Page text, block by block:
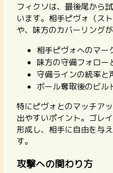
フィクソは、最後尾から
います。相手ピヴォ（ス
や、味方のカバーリングが
相手ピヴォへのマー
味方の守備フォロー
守備ラインの統率と
ボール奪取後のビル
特にピヴォとのマッチア
出やすいポイント。ゴレ
形成し、相手に自由を与
す。
攻撃への関わり方